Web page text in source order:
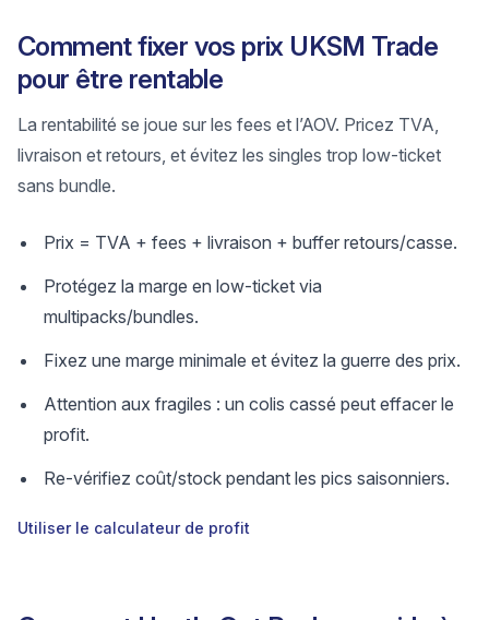
Comment fixer vos prix UKSM Trade
pour être rentable
La rentabilité se joue sur les fees et l’AOV. Pricez TVA,
livraison et retours, et évitez les singles trop low-ticket
sans bundle.
Prix = TVA + fees + livraison + buffer retours/casse.
Protégez la marge en low-ticket via
multipacks/bundles.
Fixez une marge minimale et évitez la guerre des prix.
Attention aux fragiles : un colis cassé peut effacer le
profit.
Re-vérifiez coût/stock pendant les pics saisonniers.
Utiliser le calculateur de profit